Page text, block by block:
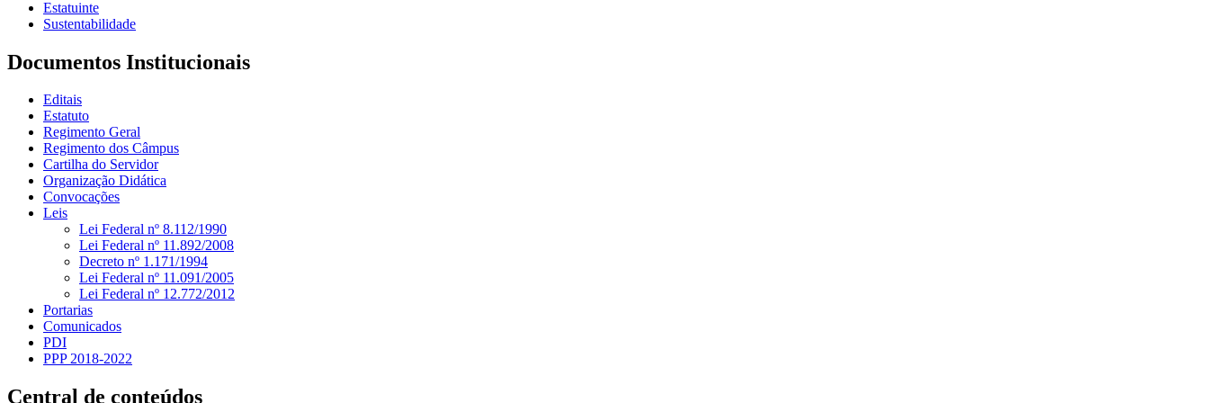
Estatuinte
Sustentabilidade
Documentos Institucionais
Editais
Estatuto
Regimento Geral
Regimento dos Câmpus
Cartilha do Servidor
Organização Didática
Convocações
Leis
Lei Federal nº 8.112/1990
Lei Federal nº 11.892/2008
Decreto nº 1.171/1994
Lei Federal nº 11.091/2005
Lei Federal nº 12.772/2012
Portarias
Comunicados
PDI
PPP 2018-2022
Central de conteúdos